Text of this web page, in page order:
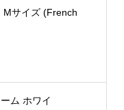
Mサイズ (French
ム ホワイ